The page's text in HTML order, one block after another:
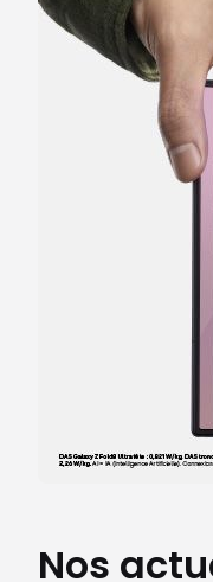
Voir la
10
75019
4,5/5
Certifié
Nos